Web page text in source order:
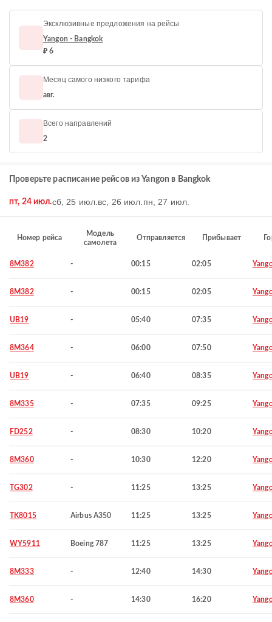
Эксклюзивные предложения на рейсы
Yangon - Bangkok
₽ 6
Месяц самого низкого тарифа
авг.
Всего направлений
2
Проверьте расписание рейсов из Yangon в Bangkok
пт, 24 июл.сб, 25 июл. вс, 26 июл. пн, 27 июл.
Номер рейса
Модель
самолета
Отправляется Прибывает
8M382 - 00:15 02:05
8M382 - 00:15 02:05
UB19 - 05:40 07:35
8M364 - 06:00 07:50
UB19 - 06:40 08:35
8M335 - 07:35 09:25
FD252 - 08:30 10:20
8M360 - 10:30 12:20
TG302 - 11:25 13:25
TK8015 Airbus A350 11:25 13:25
WY5911 Boeing 787 11:25 13:25
8M333 - 12:40 14:30
8M360 - 14:30 16:20